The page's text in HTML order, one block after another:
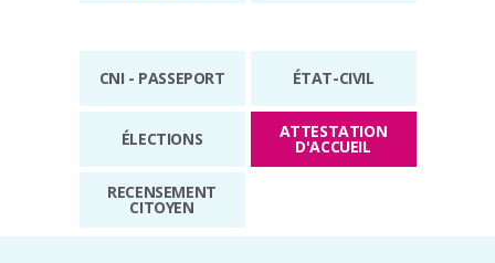
CNI - PASSEPORT ÉTAT-CIVIL
ÉLECTIONS ATTESTATION
D'ACCUEIL
RECENSEMENT
CITOYEN